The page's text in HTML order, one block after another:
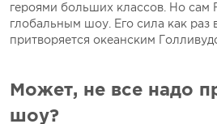
героями больших классов. Но сам
глобальным шоу. Его сила как раз
притворяется океанским
Может, не все надо
шоу?